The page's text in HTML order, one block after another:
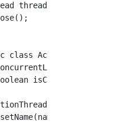
thread =
class ActionThread
isClose;
name) {